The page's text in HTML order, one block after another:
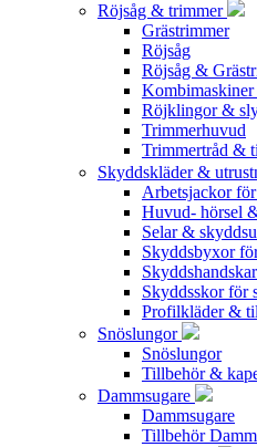
Röjsåg & trimmer
Grästrimmer
Röjsåg
Röjsåg &
Röjklingor &
Trimmerhuvud
Trimmertråd &
Skyddskläder &
Arbetsjackor
Huvud- hörsel
Selar &
Skyddsbyxor
Skyddsskor för
Profilkläder &
Snöslungor
Snöslungor
Tillbehör &
Dammsugare
Dammsugare
Tillbehör